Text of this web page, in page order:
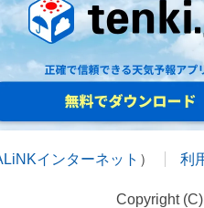
インターネット ） 利
Copyright